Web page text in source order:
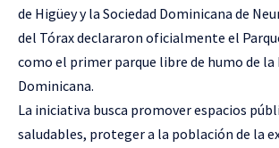
de Higüey y la Sociedad Dominicana de
del Tórax declararon oficialmente el
como el primer parque libre de humo de la
Dominicana.
La iniciativa busca promover espacios
saludables, proteger a la población de la